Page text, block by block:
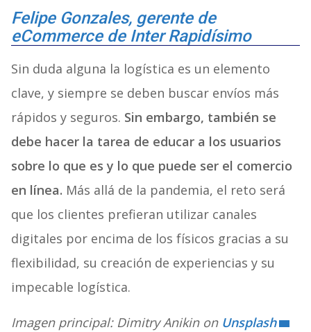
Felipe Gonzales, gerente de
eCommerce de Inter Rapidísimo
Sin duda alguna la logística es un elemento
clave, y siempre se deben buscar envíos más
rápidos y seguros. Sin embargo, también se
debe hacer la tarea de educar a los usuarios
sobre lo que es y lo que puede ser el comercio
en línea. Más allá de la pandemia, el reto será
que los clientes prefieran utilizar canales
digitales por encima de los físicos gracias a su
flexibilidad, su creación de experiencias y su
impecable logística.
Imagen principal: Dimitry Anikin on Unsplash